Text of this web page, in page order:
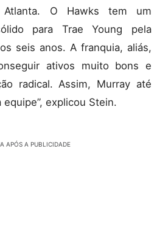
O Hawks tem um
para Trae Young pela
seis anos. A franquia, aliás,
ativos muito bons e
radical. Assim, Murray até
explicou Stein.
APÓS A PUBLICIDADE